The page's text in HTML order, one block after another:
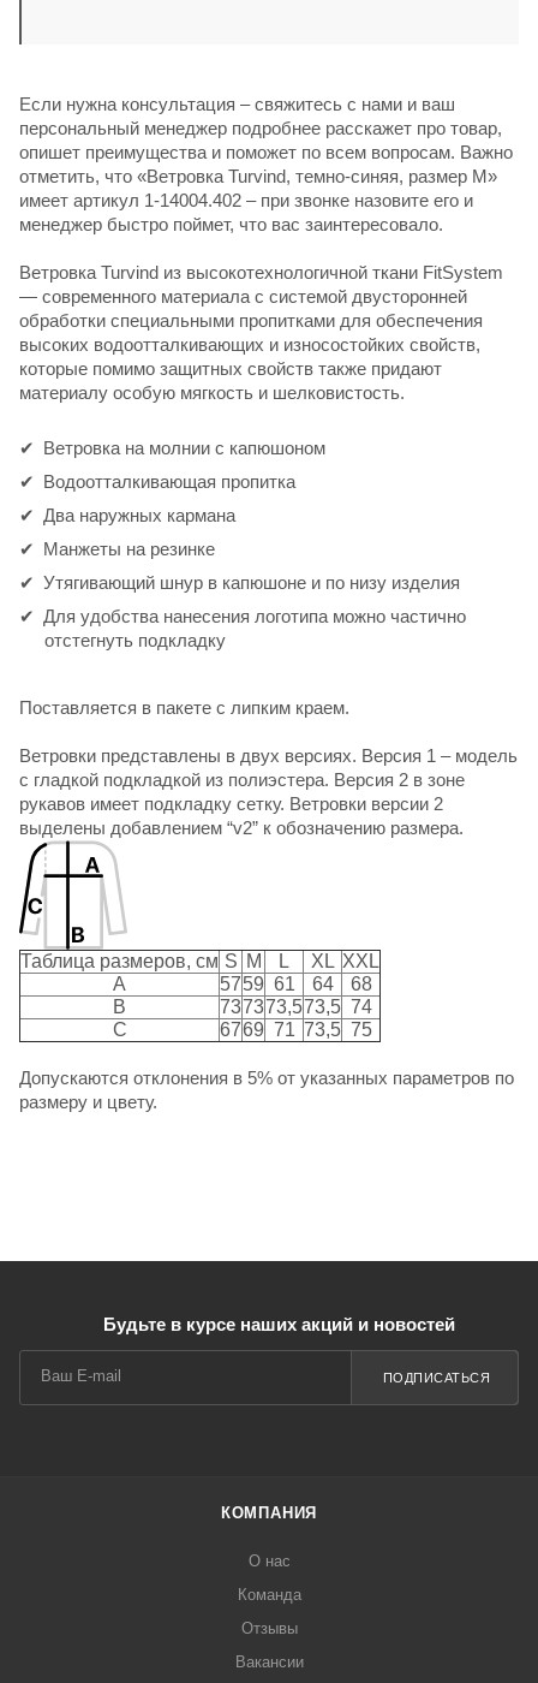
Если нужна консультация – свяжитесь с нами и ваш
персональный менеджер подробнее расскажет про товар,
опишет преимущества и поможет по всем вопросам. Важно
отметить, что «Ветровка Turvind, темно-синяя, размер M»
имеет артикул 1-14004.402 – при звонке назовите его и
менеджер быстро поймет, что вас заинтересовало.
Ветровка Turvind из высокотехнологичной ткани FitSystem
— современного материала с системой двусторонней
обработки специальными пропитками для обеспечения
высоких водоотталкивающих и износостойких свойств,
которые помимо защитных свойств также придают
материалу особую мягкость и шелковистость.
Ветровка на молнии с капюшоном
Водоотталкивающая пропитка
Два наружных кармана
Манжеты на резинке
Утягивающий шнур в капюшоне и по низу изделия
Для удобства нанесения логотипа можно частично
отстегнуть подкладку
Поставляется в пакете с липким краем.
Ветровки представлены в двух версиях. Версия 1 – модель
с гладкой подкладкой из полиэстера. Версия 2 в зоне
рукавов имеет подкладку сетку. Ветровки версии 2
выделены добавлением “v2” к обозначению размера.
Таблица размеров, см S M L XL XXL
A
5759 61 64
68
B
737373,573,5 74
C
6769 71 73,5 75
Допускаются отклонения в 5% от указанных параметров по
размеру и цвету.
Будьте в курсе наших акций и новостей
ПОДПИСАТЬСЯ
КОМПАНИЯ
О нас
Команда
Отзывы
Вакансии